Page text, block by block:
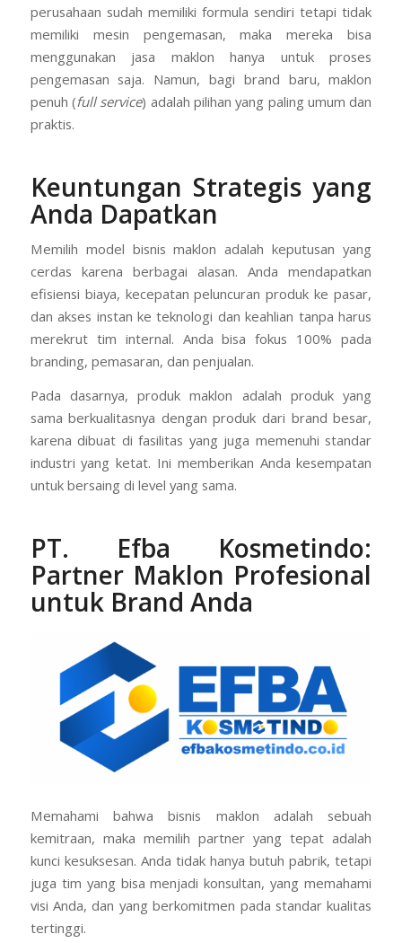
perusahaan sudah memiliki formula sendiri tetapi tidak
memiliki mesin pengemasan, maka mereka bisa
menggunakan jasa maklon hanya untuk proses
pengemasan saja. Namun, bagi brand baru, maklon
penuh (full service) adalah pilihan yang paling umum dan
praktis.
Keuntungan Strategis yang
Anda Dapatkan
Memilih model bisnis maklon adalah keputusan yang
cerdas karena berbagai alasan. Anda mendapatkan
efisiensi biaya, kecepatan peluncuran produk ke pasar,
dan akses instan ke teknologi dan keahlian tanpa harus
merekrut tim internal. Anda bisa fokus 100% pada
branding, pemasaran, dan penjualan.
Pada dasarnya, produk maklon adalah produk yang
sama berkualitasnya dengan produk dari brand besar,
karena dibuat di fasilitas yang juga memenuhi standar
industri yang ketat. Ini memberikan Anda kesempatan
untuk bersaing di level yang sama.
PT. Efba Kosmetindo:
Partner Maklon Profesional
untuk Brand Anda
Memahami bahwa bisnis maklon adalah sebuah
kemitraan, maka memilih partner yang tepat adalah
kunci kesuksesan. Anda tidak hanya butuh pabrik, tetapi
juga tim yang bisa menjadi konsultan, yang memahami
visi Anda, dan yang berkomitmen pada standar kualitas
tertinggi.